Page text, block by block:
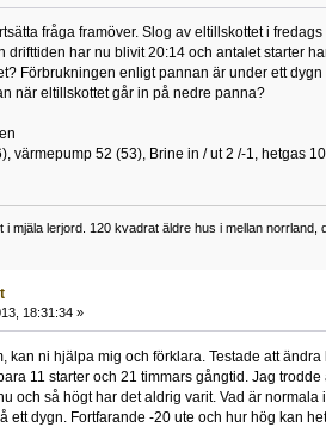
fråga framöver. Slog av eltillskottet i
drifttiden har nu blivit 20:14 och antalet starter
Förbrukningen enligt pannan är under ett
när eltillskottet går in på nedre panna?
värmepump 52 (53), Brine in / ut 2 /-1, hetgas
mjäla lerjord. 120 kvadrat äldre hus i mellan
18:31:34 »
kan ni hjälpa mig och förklara. Testade att
11 starter och 21 timmars gångtid. Jag
och så högt har det aldrig varit. Vad är
ett dygn. Fortfarande -20 ute och hur hög kan